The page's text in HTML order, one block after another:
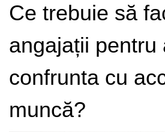
Ce trebuie să
angajații pentru
confrunta cu
muncă?